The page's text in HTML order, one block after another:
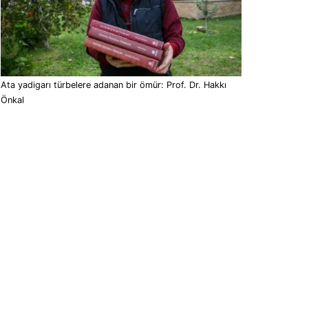
Ata yadigarı türbelere adanan bir ömür: Prof. Dr. Hakkı
Önkal